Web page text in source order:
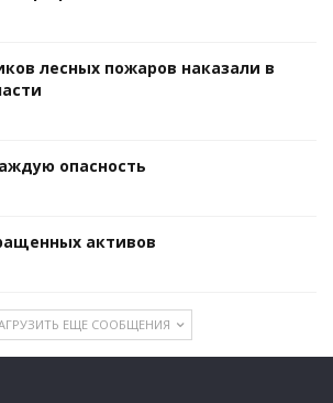
лесных пожаров наказали в
опасность
активов
ЕЩЕ СООБЩЕНИЯ